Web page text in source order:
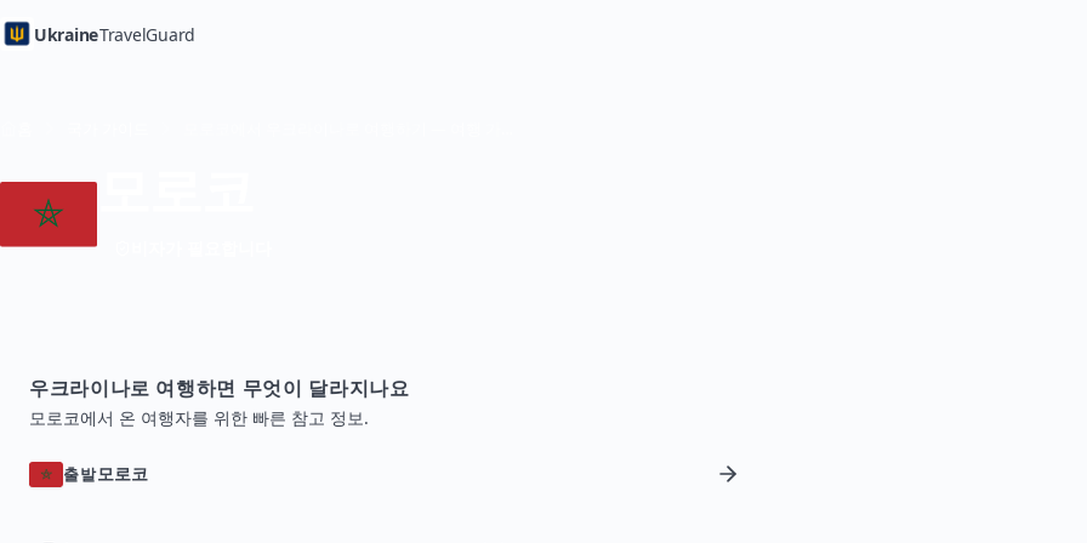
UkraineTravelGuard
우크라이나로 여행하면 무엇이 달라지나요
모로코에서 온 여행자를 위한 빠른 참고 정보.
출발모로코